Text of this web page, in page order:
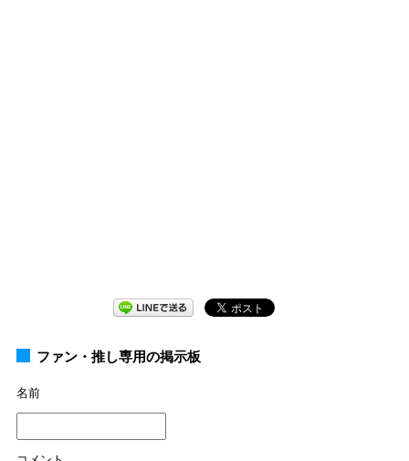
ファン・推し専用の掲示板
名前